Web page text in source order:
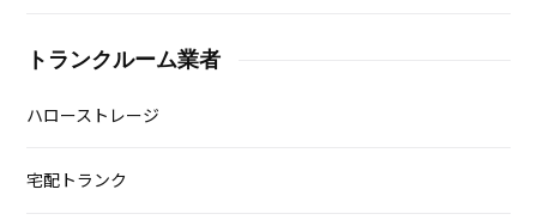
トランクルーム業者
ハローストレージ
宅配トランク